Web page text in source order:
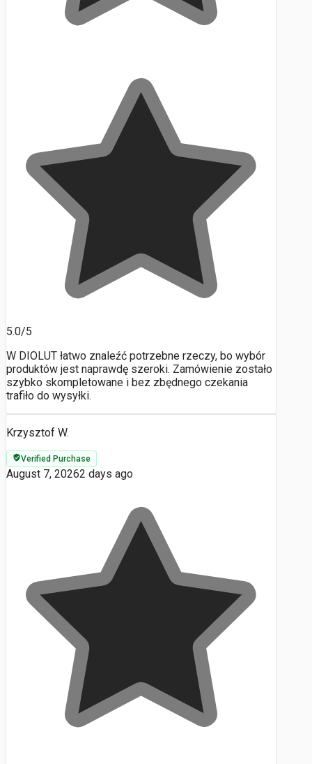
5.0/5
W DIOLUT łatwo znaleźć potrzebne rzeczy, bo wybór
produktów jest naprawdę szeroki. Zamówienie zostało
szybko skompletowane i bez zbędnego czekania
trafiło do wysyłki.
Krzysztof W.
Verified Purchase
August 7, 20262 days ago